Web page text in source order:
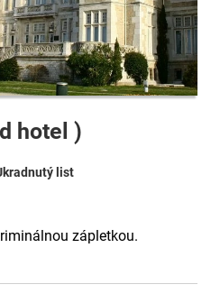
hotel )
list
zápletkou.